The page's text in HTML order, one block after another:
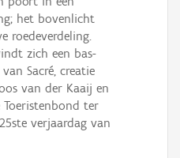
het bovenlicht
roedeverdeling.
zich een bas-
Sacré, creatie
van der Kaaij en
ter
verjaardag van